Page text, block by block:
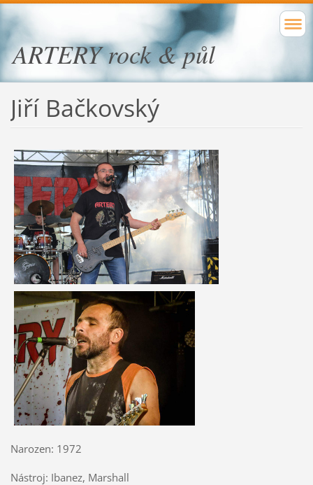
ARTERY rock & půl
Jiří Bačkovský
Narozen: 1972
Nástroj: Ibanez, Marshall